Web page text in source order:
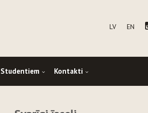
LV EN
Studentiem Kontakti